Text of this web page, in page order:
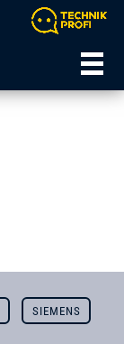
SIEMENS